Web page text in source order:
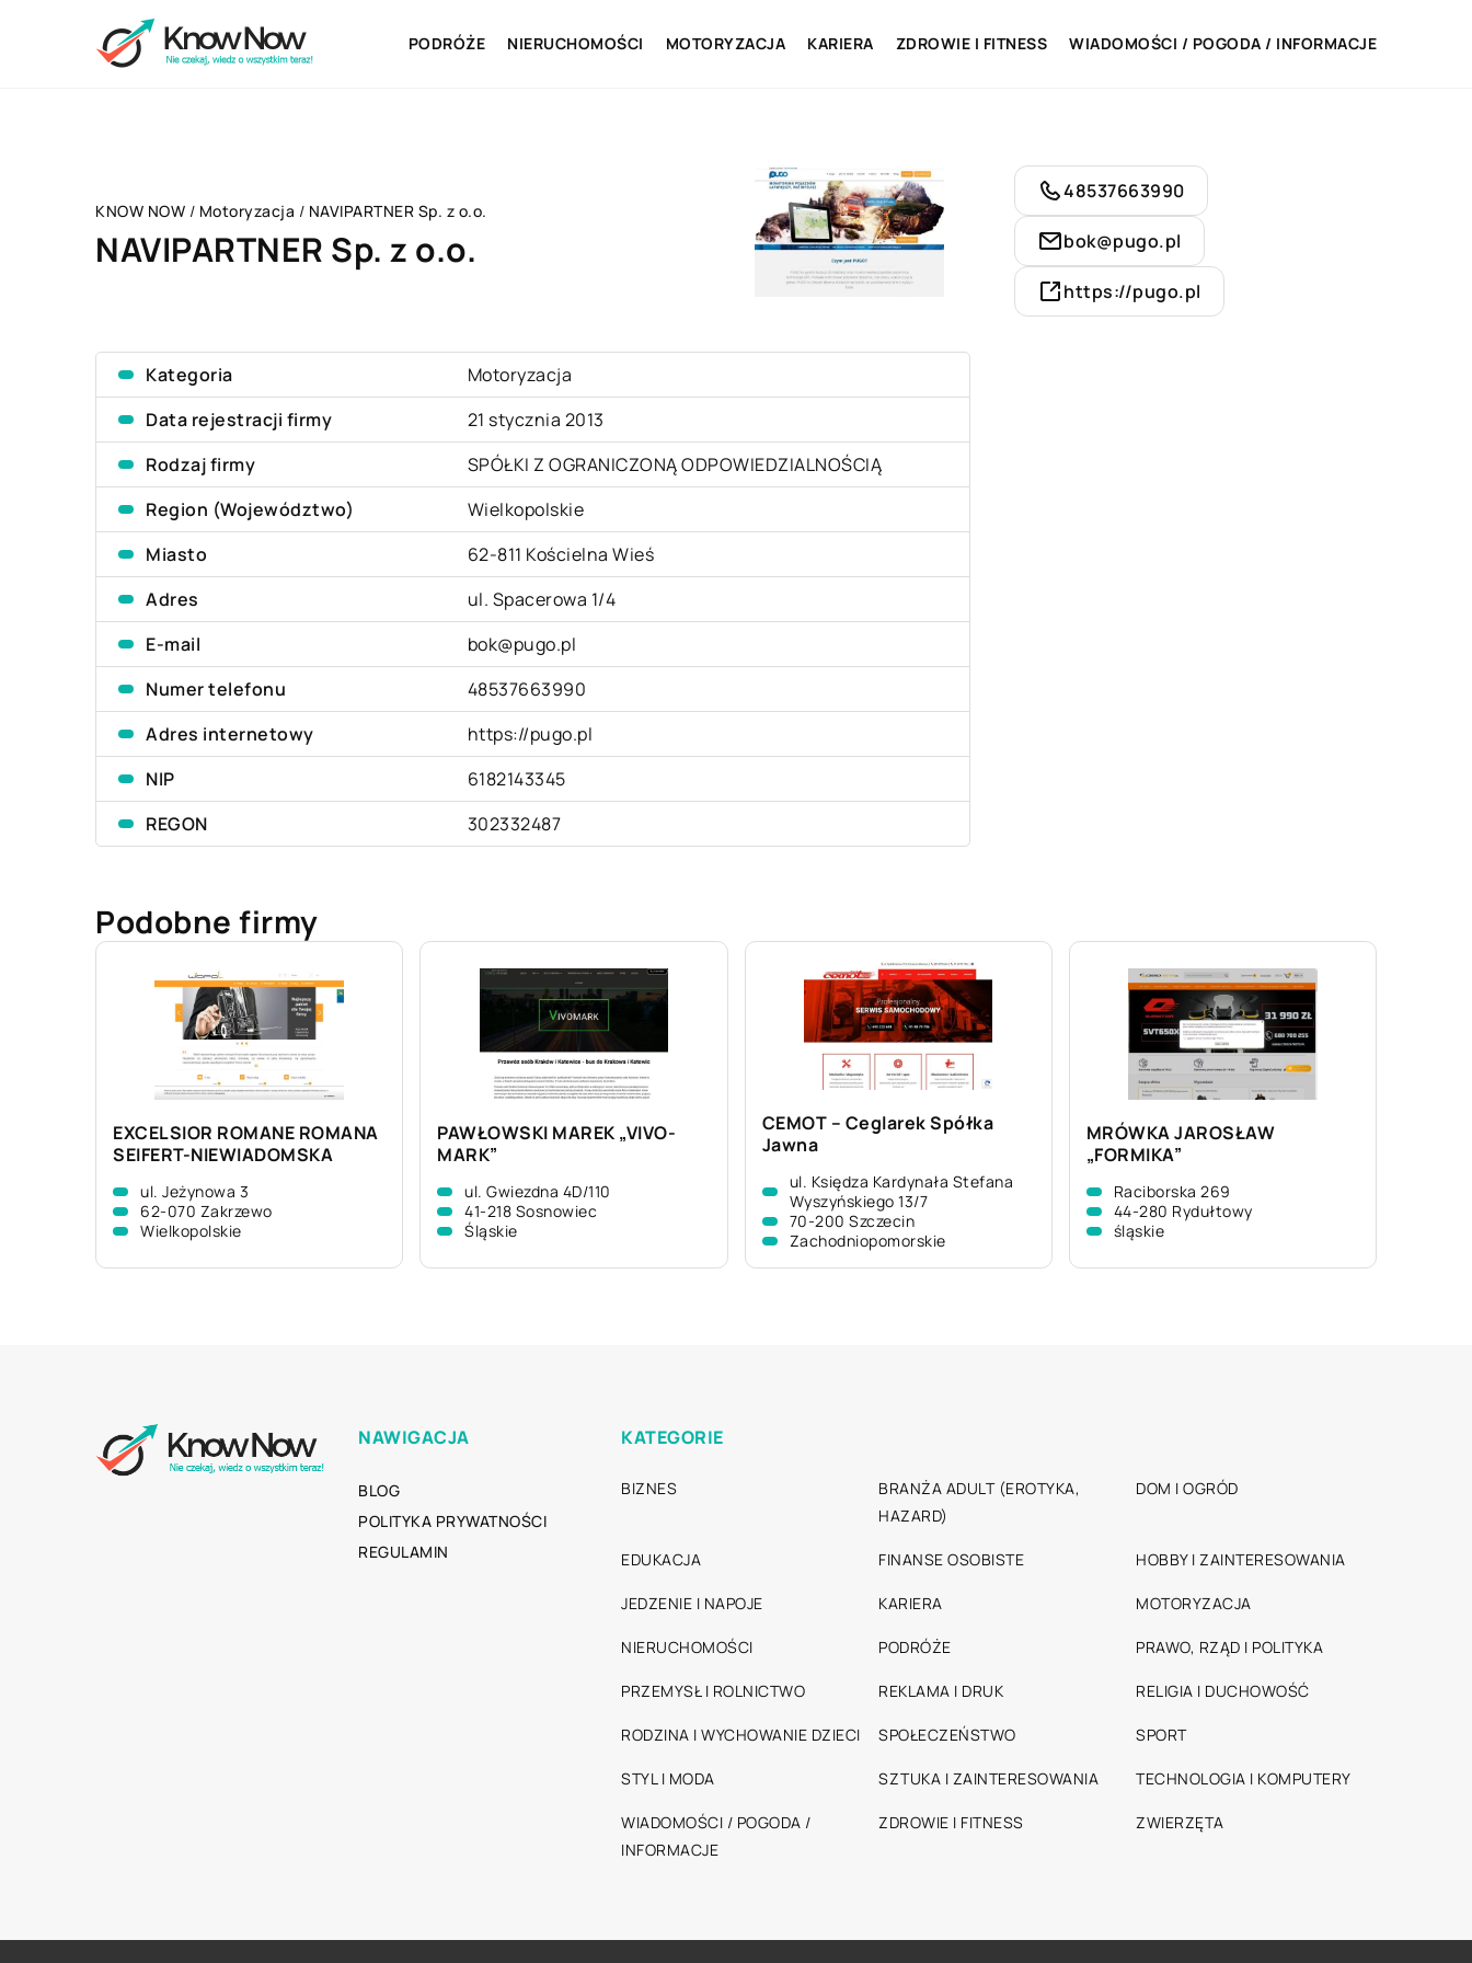
PODRÓŻE NIERUCHOMOŚCI MOTORYZACJA KARIERA ZDROWIE I FITNESS WIADOMOŚCI / POGODA / INFORMACJE
KNOW NOW / Motoryzacja / NAVIPARTNER Sp. z o.o.
NAVIPARTNER Sp. z o.o.
Kategoria
Motoryzacja
Data rejestracji firmy
21 stycznia 2013
Rodzaj firmy
SPÓŁKI Z OGRANICZONĄ ODPOWIEDZIALNOŚCIĄ
Region (Województwo)
Wielkopolskie
Miasto
62-811 Kościelna Wieś
Adres
ul. Spacerowa 1/4
E-mail
bok@pugo.pl
Numer telefonu
48537663990
Adres internetowy
https://pugo.pl
NIP
6182143345
REGON
302332487
48537663990
bok@pugo.pl
https://pugo.pl
Podobne firmy
EXCELSIOR ROMANE ROMANA
SEIFERT-NIEWIADOMSKA
ul. Jeżynowa 3
62-070 Zakrzewo
Wielkopolskie
PAWŁOWSKI MAREK „VIVO-
MARK”
ul. Gwiezdna 4D/110
41-218 Sosnowiec
Śląskie
CEMOT – Ceglarek Spółka
Jawna
ul. Księdza Kardynała Stefana
Wyszyńskiego 13/7
70-200 Szczecin
Zachodniopomorskie
MRÓWKA JAROSŁAW
„FORMIKA”
Raciborska 269
44-280 Rydułtowy
śląskie
NAWIGACJA
BLOG
POLITYKA PRYWATNOŚCI
REGULAMIN
KATEGORIE
BIZNES
BRANŻA ADULT (EROTYKA,
HAZARD)
DOM I OGRÓD
EDUKACJA FINANSE OSOBISTE HOBBY I ZAINTERESOWANIA
JEDZENIE I NAPOJE KARIERA MOTORYZACJA
NIERUCHOMOŚCI PODRÓŻE PRAWO, RZĄD I POLITYKA
PRZEMYSŁ I ROLNICTWO REKLAMA I DRUK RELIGIA I DUCHOWOŚĆ
RODZINA I WYCHOWANIE DZIECI SPOŁECZEŃSTWO SPORT
STYL I MODA SZTUKA I ZAINTERESOWANIA TECHNOLOGIA I KOMPUTERY
WIADOMOŚCI / POGODA /
INFORMACJE
ZDROWIE I FITNESS ZWIERZĘTA